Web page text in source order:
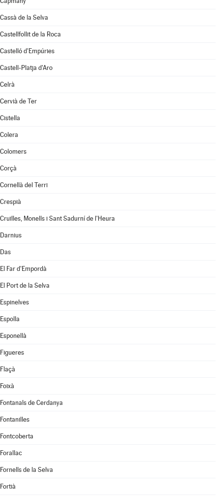
Cassà de la Selva
Castellfollit de la Roca
Castelló d'Empúries
Castell-Platja d'Aro
Celrà
Cervià de Ter
Cistella
Colera
Colomers
Corçà
Cornellà del Terri
Crespià
Cruïlles, Monells i Sant Sadurní de l'Heura
Darnius
Das
El Far d'Empordà
El Port de la Selva
Espinelves
Espolla
Esponellà
Figueres
Flaçà
Foixà
Fontanals de Cerdanya
Fontanilles
Fontcoberta
Forallac
Fornells de la Selva
Fortià